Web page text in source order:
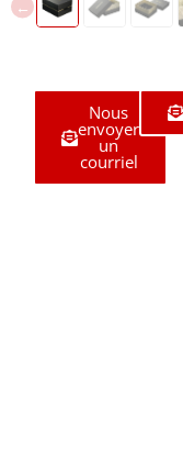
Nous
envoyer
un
courriel